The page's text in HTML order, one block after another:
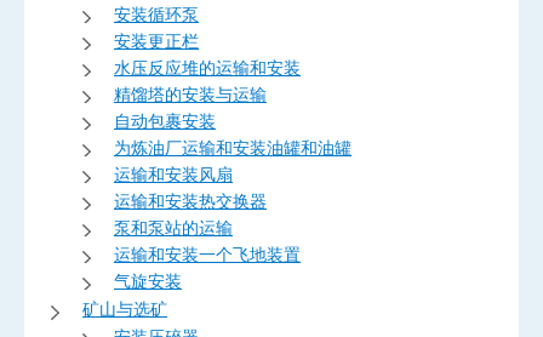
安装循环泵
安装更正栏
水压反应堆的运输和安装
精馏塔的安装与运输
自动包裹安装
为炼油厂运输和安装油罐和油罐
运输和安装风扇
运输和安装热交换器
泵和泵站的运输
运输和安装一个飞地装置
气旋安装
矿山与选矿